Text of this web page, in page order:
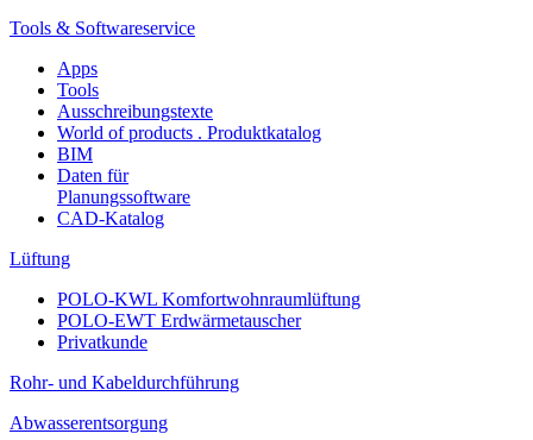
Tools & Softwareservice
Apps
Tools
Ausschreibungstexte
World of products . Produktkatalog
BIM
Daten für
Planungssoftware
CAD-Katalog
Lüftung
POLO-KWL Komfortwohnraumlüftung
POLO-EWT Erdwärmetauscher
Privatkunde
Rohr- und Kabeldurchführung
Abwasserentsorgung